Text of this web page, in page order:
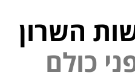
השרון